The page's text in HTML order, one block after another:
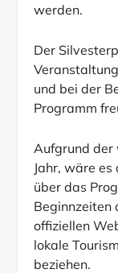
werden.
Der
und bei der
Programm
Aufgrund der
Jahr, wäre
über das
Beginnzeiten
offiziellen
lokale
beziehen.